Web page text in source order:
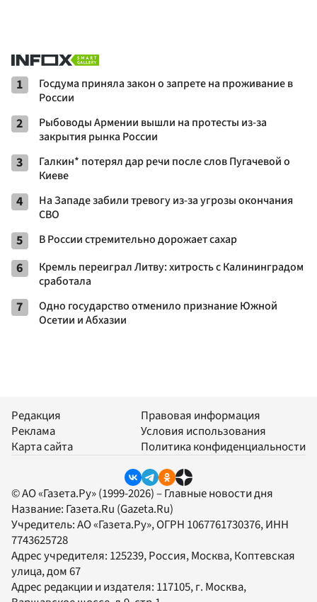
1
Госдума приняла закон о запрете на проживание в
России
2
Рыбоводы Армении вышли на протесты из-за
закрытия рынка России
3
Галкин* потерял дар речи после слов Пугачевой о
Киеве
4
На Западе забили тревогу из-за угрозы окончания
СВО
5 В России стремительно дорожает сахар
6
Кремль переиграл Литву: хитрость с Калининградом
сработала
7
Одно государство отменило признание Южной
Осетии и Абхазии
Редакция
Реклама
Карта сайта
Правовая информация
Условия использования
Политика конфиденциальности
© АО «Газета.Ру» (1999-2026) – Главные новости дня
Название: Газета.Ru (Gazeta.Ru)
Учредитель:АО «Газета.Ру», ОГРН 1067761730376, ИНН
7743625728
Адрес учредителя: 125239, Россия, Москва, Коптевская
улица, дом 67
Адрес редакции и издателя: 117105, г. Москва,